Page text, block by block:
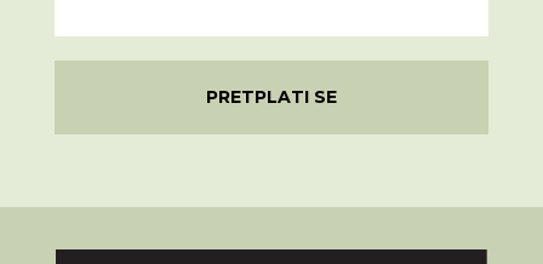
PRETPLATI SE